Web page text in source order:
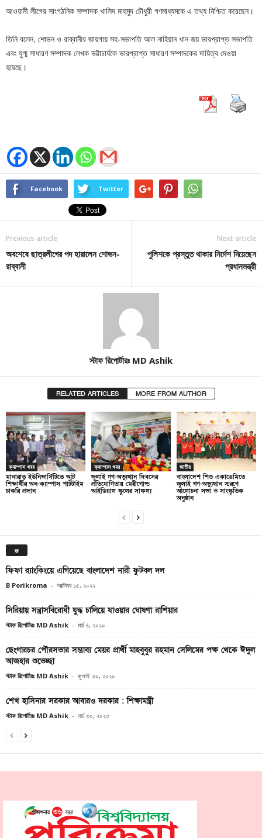
আওয়ামী লীগের সাংগঠনিক সম্পাদক খালিদ মাহমুদ চৌধুরী গণমাধ্যমকে এ তথ্য নিশ্চিত করেছেন।
তিনি বলেন, শোভন ও রাব্বানীর জায়গায় সহ-সভাপতি আল নাহিয়ান খান জয় ভারপ্রাপ্ত সভাপতি
এবং যুগ্ম সাধারণ সম্পাদক লেখক ভট্টাচার্যকে ভারপ্রাপ্ত সাধারণ সম্পাদকের দায়িত্ব দেওয়া
হয়েছে।
Facebook Twitter
Previous article
অবশেষে ছাত্রলীগের পদ হারালেন শোভন-
রাব্বানী
Next article
পুলিশকে প্রস্তুত থাকার নির্দেশ দিয়েছেন
প্রধানমন্ত্রী
স্টাফ রিপোর্টারঃ MD Ashik
RELATED ARTICLES MORE FROM AUTHOR
ক্যাম্পাস খবর
মানারাত ইউনিভার্সিটিতে আট
শিক্ষার্থীর অন-ক্যাম্পাস পার্টটাইম
চাকরি প্রদান
ক্যাম্পাস খবর
জুলাই গণ-অভ্যুত্থান দিবসের
প্রতিযোগিতায় মেরীগোল্ড
আইডিয়াল স্কুলের সাফল্য
জাতীয়
বাংলাদেশ শিশু একাডেমিতে
জুলাই গণ-অভ্যুত্থান স্মরণে
আলোচনা সভা ও সাংস্কৃতিক
অনুষ্ঠান
জ
ফিফা র‍্যাংকিংয়ে এগিয়েছে বাংলাদেশ নারী ফুটবল দল
B Porikroma - অক্টোবর ১৫, ২০২২
সিরিয়ায় সন্ত্রাসবিরোধী যুদ্ধ চালিয়ে যাওয়ার ঘোষণা রাশিয়ার
স্টাফ রিপোর্টারঃ MD Ashik - মার্চ ৪, ২০২০
ছেংগারচর পৌরসভার সম্ভাব্য মেয়র প্রার্থী মাহবুবুর রহমান সেলিমের পক্ষ থেকে ঈদুল
আজহার শুভেচ্ছা
স্টাফ রিপোর্টারঃ MD Ashik - জুলাই ৩০, ২০২০
শেখ হাসিনার সরকার আবারও দরকার : শিক্ষামন্ত্রী
স্টাফ রিপোর্টারঃ MD Ashik - মার্চ ৩০, ২০২৩